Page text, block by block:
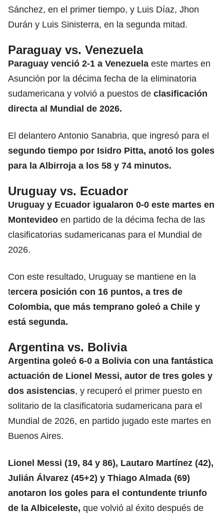
Sánchez, en el primer tiempo, y Luis Díaz, Jhon
Durán y Luis Sinisterra, en la segunda mitad.
Paraguay vs. Venezuela
Paraguay venció 2-1 a Venezuela este martes en
Asunción por la décima fecha de la eliminatoria
sudamericana y volvió a puestos de clasificación
directa al Mundial de 2026.
El delantero Antonio Sanabria, que ingresó para el
segundo tiempo por Isidro Pitta, anotó los goles
para la Albirroja a los 58 y 74 minutos.
Uruguay vs. Ecuador
Uruguay y Ecuador igualaron 0-0 este martes en
Montevideo en partido de la décima fecha de las
clasificatorias sudamericanas para el Mundial de
2026.
Con este resultado, Uruguay se mantiene en la
tercera posición con 16 puntos, a tres de
Colombia, que más temprano goleó a Chile y
está segunda.
Argentina vs. Bolivia
Argentina goleó 6-0 a Bolivia con una fantástica
actuación de Lionel Messi, autor de tres goles y
dos asistencias, y recuperó el primer puesto en
solitario de la clasificatoria sudamericana para el
Mundial de 2026, en partido jugado este martes en
Buenos Aires.
Lionel Messi (19, 84 y 86), Lautaro Martínez (42),
Julián Álvarez (45+2) y Thiago Almada (69)
anotaron los goles para el contundente triunfo
de la Albiceleste, que volvió al éxito después de